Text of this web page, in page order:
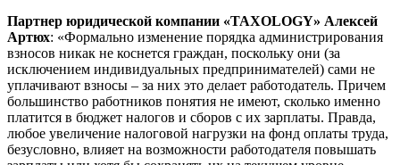
Партнер юридической компании «TAXOLOGY» Алексей
Артюх: «Формально изменение порядка администрирования
взносов никак не коснется граждан, поскольку они (за
исключением индивидуальных предпринимателей) сами не
уплачивают взносы – за них это делает работодатель. Причем
большинство работников понятия не имеют, сколько именно
платится в бюджет налогов и сборов с их зарплаты. Правда,
любое увеличение налоговой нагрузки на фонд оплаты труда,
безусловно, влияет на возможности работодателя повышать